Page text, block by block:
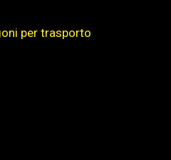
per trasporto